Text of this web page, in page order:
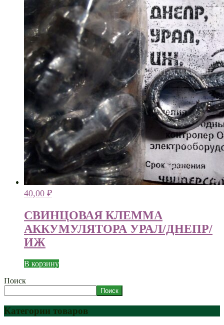
40,00 ₽
СВИНЦОВАЯ КЛЕММА
АККУМУЛЯТОРА УРАЛ/ДНЕПР/
ИЖ
В корзину
Поиск
Поиск
Категории товаров